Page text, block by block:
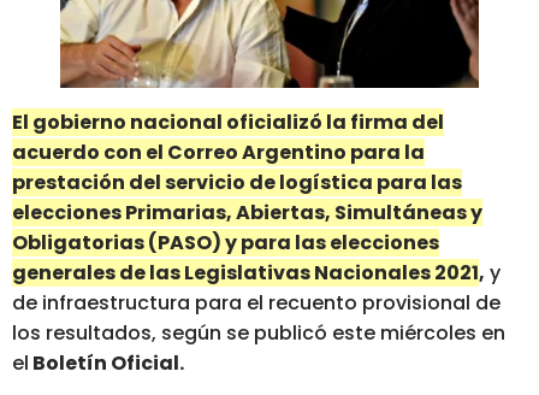
El gobierno nacional oficializó la firma del
acuerdo con el Correo Argentino para la
prestación del servicio de logística para las
elecciones Primarias, Abiertas, Simultáneas y
Obligatorias (PASO) y para las elecciones
generales de las Legislativas Nacionales 2021, y
de infraestructura para el recuento provisional de
los resultados, según se publicó este miércoles en
el Boletín Oficial.